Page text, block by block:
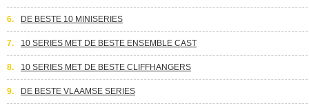
6. DE BESTE 10 MINISERIES
7. 10 SERIES MET DE BESTE ENSEMBLE CAST
8. 10 SERIES MET DE BESTE CLIFFHANGERS
9. DE BESTE VLAAMSE SERIES